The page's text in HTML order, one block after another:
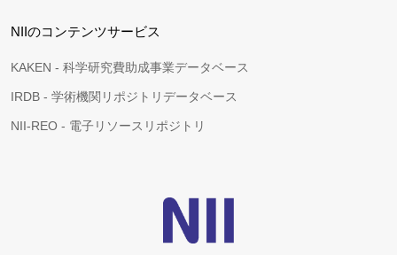
NIIのコンテンツサービス
KAKEN - 科学研究費助成事業データベース
IRDB - 学術機関リポジトリデータベース
NII-REO - 電子リソースリポジトリ